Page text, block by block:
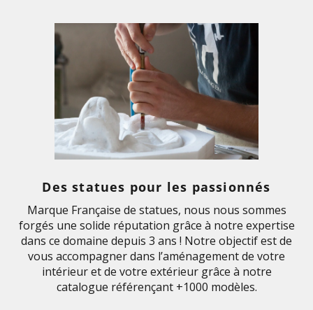
Des statues pour les passionnés
Marque Française de statues, nous nous sommes
forgés une solide réputation grâce à notre expertise
dans ce domaine depuis 3 ans ! Notre objectif est de
vous accompagner dans l’aménagement de votre
intérieur et de votre extérieur grâce à notre
catalogue référençant +1000 modèles.